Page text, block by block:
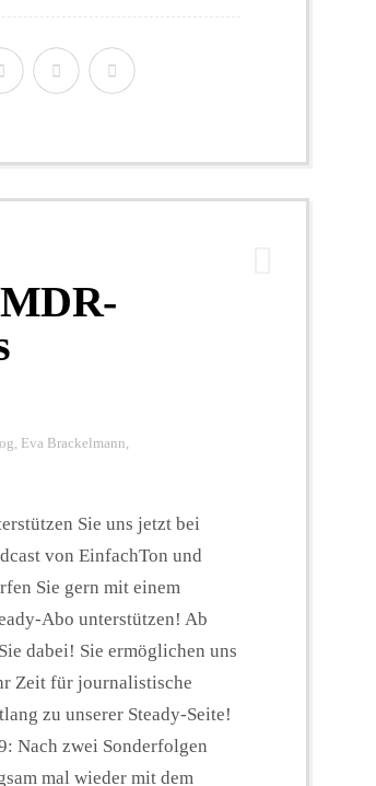
, Eva Brackelmann,
Sie uns jetzt bei
von EinfachTon und
Sie gern mit einem
Abo unterstützen! Ab
dabei! Sie ermöglichen uns
Zeit für journalistische
zu unserer Steady-Seite!
Nach zwei Sonderfolgen
mal wieder mit dem